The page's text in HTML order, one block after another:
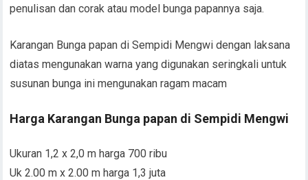
penulisan dan corak atau model bunga papannya saja.
Karangan Bunga papan di Sempidi Mengwi dengan laksana
diatas mengunakan warna yang digunakan seringkali untuk
susunan bunga ini mengunakan ragam macam
Harga Karangan Bunga papan di Sempidi Mengwi
Ukuran 1,2 x 2,0 m harga 700 ribu
Uk 2.00 m x 2.00 m harga 1,3 juta